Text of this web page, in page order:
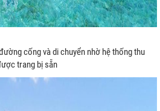
cống và di chuyển nhờ hệ thống thu
trang bị sẵn